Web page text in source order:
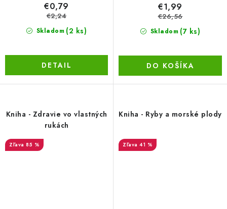
Skladom (2 ks)
€0,79
€2,24
DETAIL
Skladom (7 ks)
€1,99
€26,56
DO KOŠÍKA
Kniha - Zdravie vo vlastných
rukách
85 %
Kniha - Ryby a morské plody
41 %